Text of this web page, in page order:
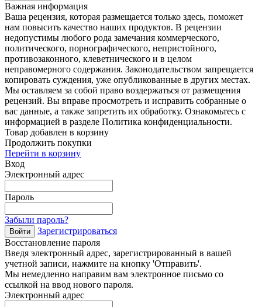
Важная информация
Ваша рецензия, которая размещается только здесь, поможет
нам повысить качество наших продуктов. В рецензии
недопустимы любого рода замечания коммерческого,
политического, порнографического, непристойного,
противозаконного, клеветнического и в целом
неправомерного содержания. Законодательством запрещается
копировать суждения, уже опубликованные в других местах.
Мы оставляем за собой право воздержаться от размещения
рецензий. Вы вправе просмотреть и исправить собранные о
вас данные, а также запретить их обработку. Ознакомьтесь с
информацией в разделе Политика конфиденциальности.
Товар добавлен в корзину
Продолжить покупки
Перейти в корзину
Вход
Электронный адрес
Пароль
Забыли пароль?
Войти
Зарегистрироваться
Восстановление пароля
Введя электронный адрес, зарегистрированный в вашей
учетной записи, нажмите на кнопку 'Отправить'.
Мы немедленно направим вам электронное письмо со
ссылкой на ввод нового пароля.
Электронный адрес